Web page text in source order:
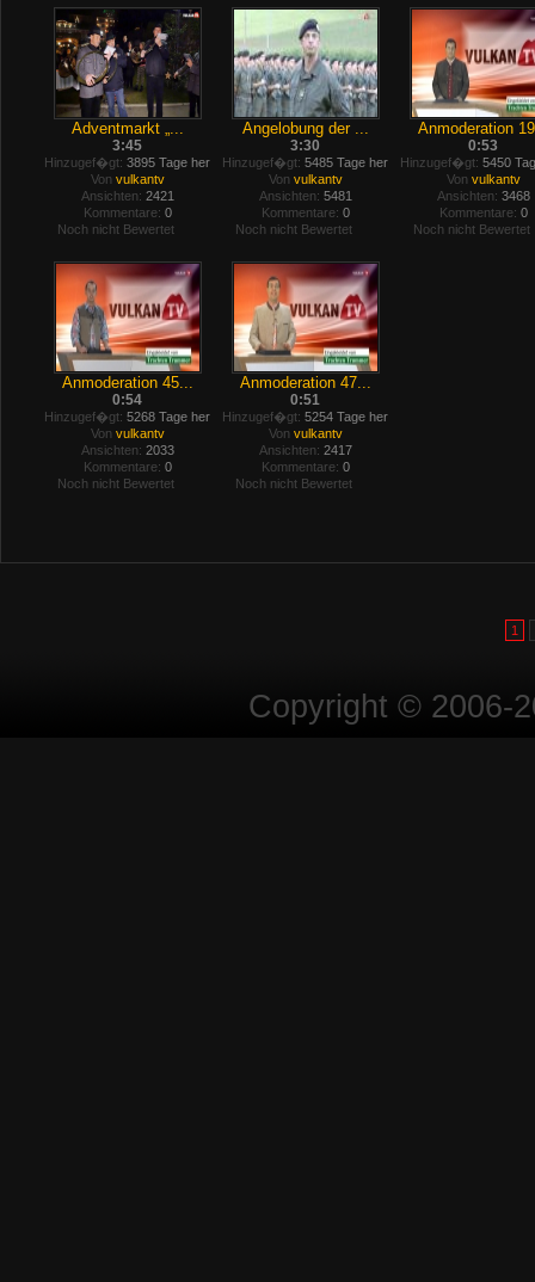
Adventmarkt „...
3:45
Hinzugef�gt: 3895 Tage her
Von vulkantv
Ansichten: 2421
Kommentare: 0
Noch nicht Bewertet
Angelobung der ...
3:30
Hinzugef�gt: 5485 Tage her
Von vulkantv
Ansichten: 5481
Kommentare: 0
Noch nicht Bewertet
Anmoderation
0:53
Hinzugef�gt: 5450
Von vulkantv
Ansichten: 3468
Kommentare: 0
Noch nicht Bewertet
Anmoderation 45...
0:54
Hinzugef�gt: 5268 Tage her
Von vulkantv
Ansichten: 2033
Kommentare: 0
Noch nicht Bewertet
Anmoderation 47...
0:51
Hinzugef�gt: 5254 Tage her
Von vulkantv
Ansichten: 2417
Kommentare: 0
Noch nicht Bewertet
1
Copyright © 2006-